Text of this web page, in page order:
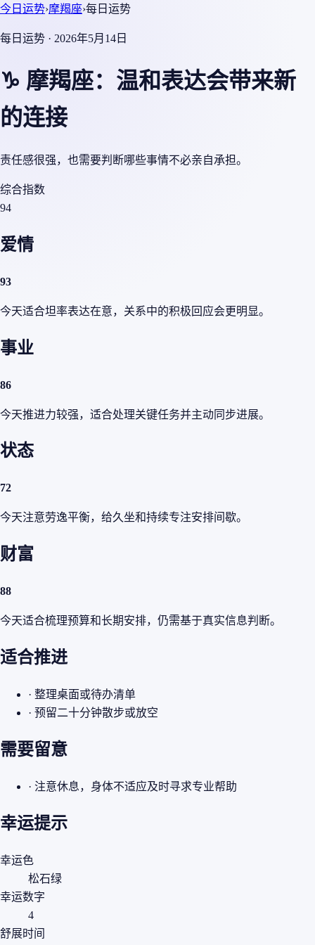
今日运势›摩羯座›每日运势
每日运势 · 2026年5月14日
♑ 摩羯座：温和表达会带来新
的连接
责任感很强，也需要判断哪些事情不必亲自承担。
综合指数
94
爱情
93
今天适合坦率表达在意，关系中的积极回应会更明显。
事业
86
今天推进力较强，适合处理关键任务并主动同步进展。
状态
72
今天注意劳逸平衡，给久坐和持续专注安排间歇。
财富
88
今天适合梳理预算和长期安排，仍需基于真实信息判断。
适合推进
· 整理桌面或待办清单
· 预留二十分钟散步或放空
需要留意
· 注意休息，身体不适应及时寻求专业帮助
幸运提示
幸运色
松石绿
幸运数字
4
舒展时间